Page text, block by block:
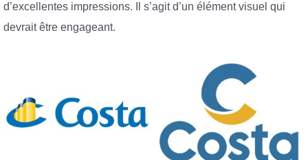
d’excellentes impressions. Il s’agit d’un élément visuel qui
devrait être engageant.